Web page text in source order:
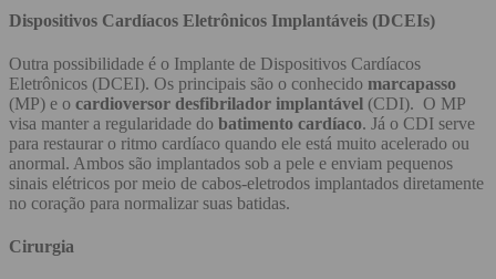
Dispositivos Cardíacos Eletrônicos Implantáveis (DCEIs)
Outra possibilidade é o Implante de Dispositivos Cardíacos
Eletrônicos (DCEI). Os principais são o conhecido marcapasso
(MP) e o cardioversor desfibrilador implantável (CDI). O MP
visa manter a regularidade do batimento cardíaco. Já o CDI serve
para restaurar o ritmo cardíaco quando ele está muito acelerado ou
anormal. Ambos são implantados sob a pele e enviam pequenos
sinais elétricos por meio de cabos-eletrodos implantados diretamente
no coração para normalizar suas batidas.
Cirurgia